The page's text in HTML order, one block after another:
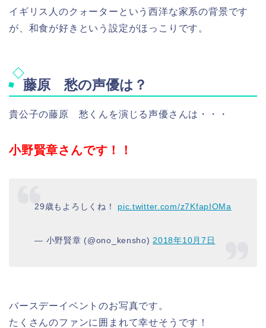
イギリス人のクォーターという西洋な家系の背景です
が、和食が好きという設定がほっこりです。
藤原 愁の声優は？
貴公子の藤原 愁くんを演じる声優さんは・・・
小野賢章さんです！！
29歳もよろしくね！ pic.twitter.com/z7KfapIOMa
— 小野賢章 (@ono_kensho) 2018年10月7日
バースデーイベントのお写真です。
たくさんのファンに囲まれて幸せそうです！